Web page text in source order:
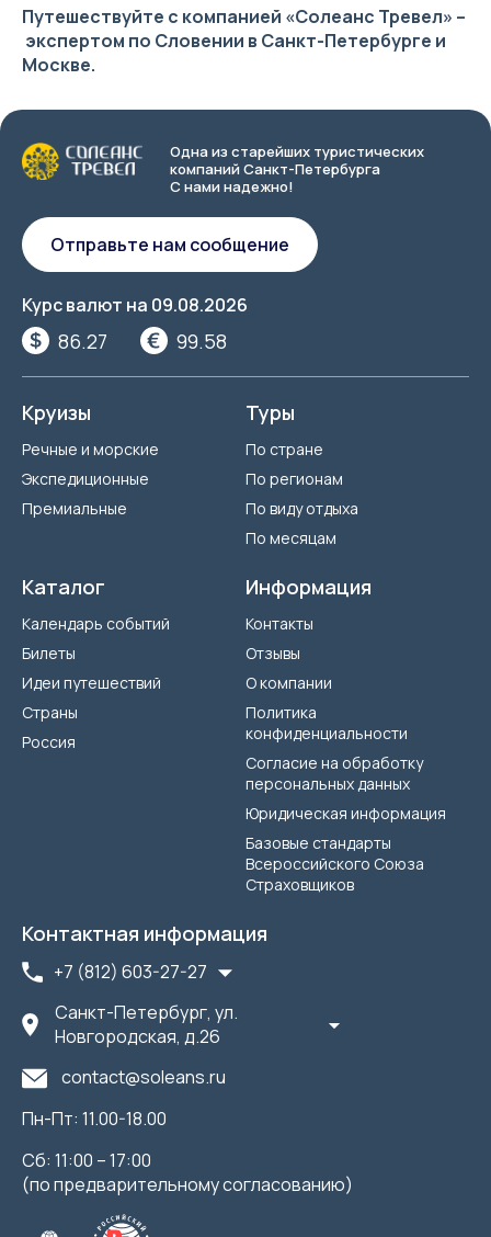
Путешествуйте с компанией «Солеанс Тревел» –
экспертом по Словении в Санкт-Петербурге и
Москве.
Одна из старейших туристических
компаний Санкт-Петербурга
С нами надежно!
Курс валют на 09.08.2026
86.27 99.58
Отправьте нам сообщение
Круизы
Речные и морские
Экспедиционные
Премиальные
Туры
По стране
По регионам
По виду отдыха
По месяцам
Каталог
Календарь событий
Билеты
Идеи путешествий
Страны
Россия
Информация
Контакты
Отзывы
О компании
Политика
конфиденциальности
Согласие на обработку
персональных данных
Юридическая информация
Базовые стандарты
Всероссийского Союза
Страховщиков
Контактная информация
+7 (812) 603-27-27
Санкт-Петербург, ул.
Новгородская, д.26
contact@soleans.ru
Пн-Пт: 11.00-18.00
Сб: 11:00 – 17:00
(по предварительному согласованию)